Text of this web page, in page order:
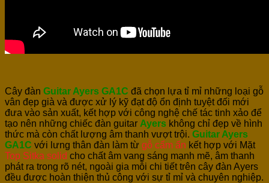
Cây đàn Guitar Ayers GA1C đã chọn lựa tỉ mỉ những loại gỗ
vân đẹp già và được xử lý kỹ đạt độ ổn định tuyệt đối mới
đưa vào sản xuất, kết hợp với công nghệ chế tác tinh xảo để
tạo nên những chiếc đàn guitar Ayers không chỉ đẹp về hình
thức mà còn chất lượng âm thanh vượt trội. Guitar Ayers
GA1C với lưng thân đàn làm từ gỗ cẩm ấn kết hợp với Mặt
Top Sitka solid cho chất âm vang sáng mạnh mẽ, âm thanh
phát ra trong rõ nét, ngoài gia mỗi chi tiết trên cây đàn Ayers
đều được hoàn thiện thủ công với sự tỉ mỉ và chuyên nghiệp.